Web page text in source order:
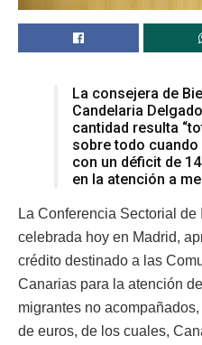
La consejera de
Candelaria
cantidad resulta
sobre todo cuando
con un déficit de
en la atención a
La Conferencia Sectorial
celebrada hoy en Madrid,
crédito destinado a las
Canarias para la atención
migrantes no
de euros, de los cuales,